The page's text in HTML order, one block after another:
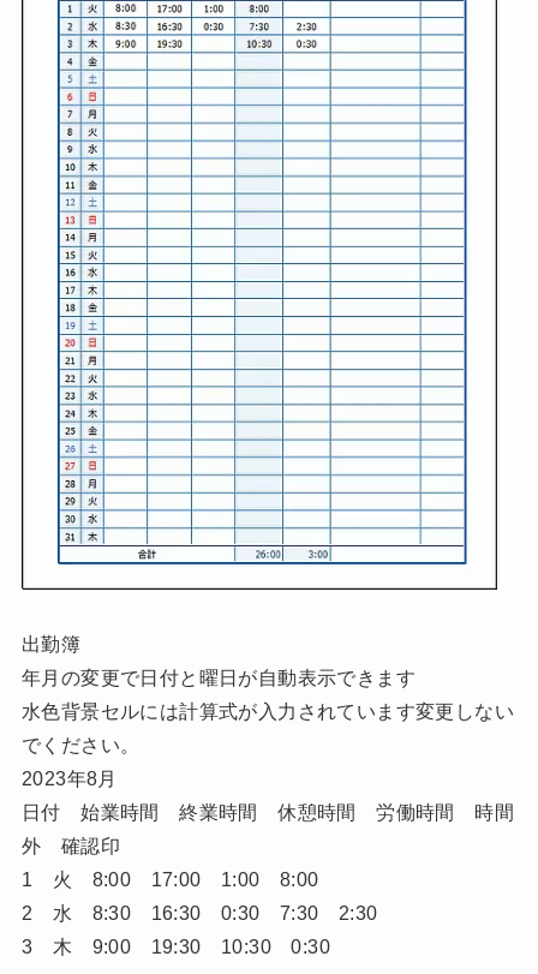
出勤簿
年月の変更で日付と曜日が自動表示できます
水色背景セルには計算式が入力されています変更しない
でください。
2023年8月
日付 始業時間 終業時間 休憩時間 労働時間 時間
外 確認印
1 火 8:00 17:00 1:00 8:00
2 水 8:30 16:30 0:30 7:30 2:30
3 木 9:00 19:30 10:30 0:30